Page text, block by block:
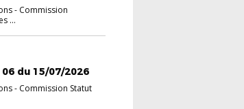
- Commission
...
06 du 15/07/2026
- Commission Statut